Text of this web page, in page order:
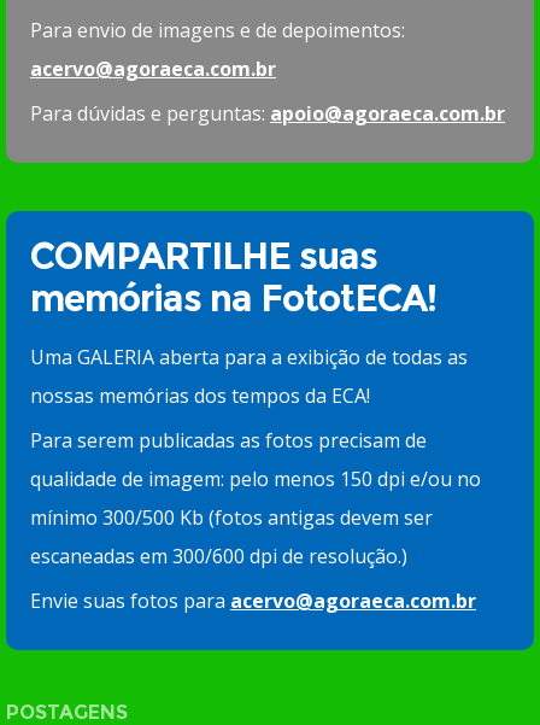
Para envio de imagens e de depoimentos:
acervo@agoraeca.com.br
Para dúvidas e perguntas: apoio@agoraeca.com.br
COMPARTILHE suas
memórias na FototECA!
Uma GALERIA aberta para a exibição de todas as
nossas memórias dos tempos da ECA!
Para serem publicadas as fotos precisam de
qualidade de imagem: pelo menos 150 dpi e/ou no
mínimo 300/500 Kb (fotos antigas devem ser
escaneadas em 300/600 dpi de resolução.)
Envie suas fotos para acervo@agoraeca.com.br
POSTAGENS